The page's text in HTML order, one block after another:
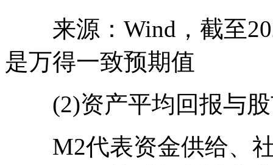
来源：Wind，截至
是万得一致预期值
(2)资产平均回报与股
M2代表资金供给、社